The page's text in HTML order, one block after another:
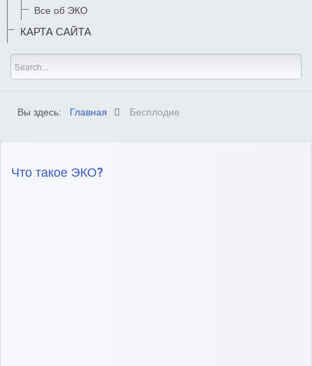
Все об ЭКО
КАРТА САЙТА
Вы здесь: Главная Бесплодие
Что такое ЭКО?